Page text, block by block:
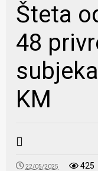
Šteta
48
KM
22/05/2025 425